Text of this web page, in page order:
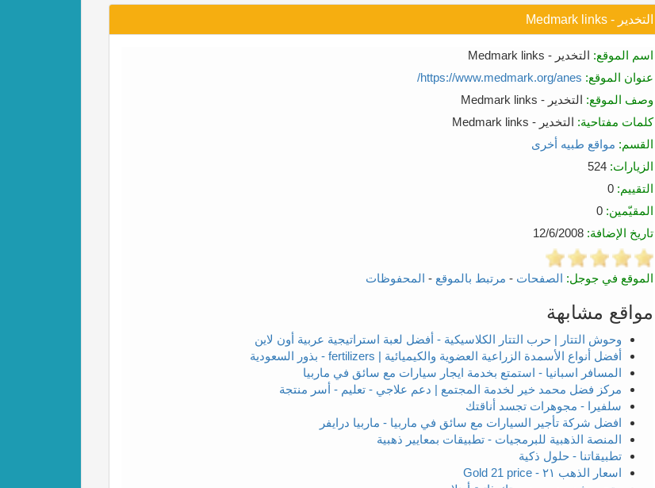
التخدير - Medmark links
اسم الموقع: التخدير - Medmark links
عنوان الموقع: https://www.medmark.org/anes/
وصف الموقع: التخدير - Medmark links
كلمات مفتاحية: التخدير - Medmark links
القسم: مواقع طبيه أخرى
الزيارات:
التقييم:
المقيّمين:
تاريخ الإضافة:
الموقع في جوجل: الصفحات - مرتبط بالموقع - المحفوظات
مواقع مشابهة
وحوش التتار | حرب التتار الكلاسيكية - أفضل لعبة استراتيجية عربية أون لاين
أفضل أنواع الأسمدة الزراعية العضوية والكيميائية | fertilizers - بذور السعودية
المسافر اسبانيا - استمتع بخدمة ايجار سيارات مع سائق في ماربيا
مركز فضل محمد خير لخدمة المجتمع | دعم علاجي - تعليم - أسر منتجة
سلفيرا - مجوهرات تجسد أناقتك
افضل شركة تأجير السيارات مع سائق في ماربيا - ماربيا درايفر
المنصة الذهبية للبرمجيات - تطبيقات بمعايير ذهبية
تطبيقاتنا - حلول ذكية
اسعار الذهب ٢١ - Gold 21 price